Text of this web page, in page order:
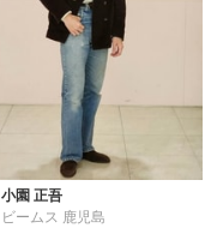
小園 正吾
ビームス 鹿児島